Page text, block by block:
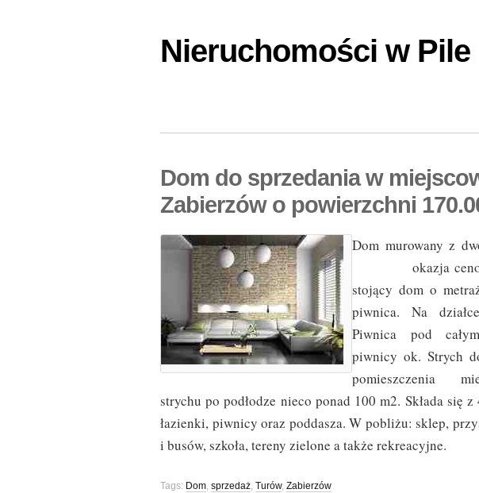
Nieruchomości w Pile
Dom do sprzedania w
Zabierzów o powierzchni
Dom murowany z
okazja cenowa.
stojący dom o
piwnica. Na
Piwnica pod
piwnicy ok. Strych
pomieszczenia
strychu po podłodze nieco ponad 100 m2. Składa się
łazienki, piwnicy oraz poddasza. W pobliżu: sklep,
i busów, szkoła, tereny zielone a także rekreacyjne.
Tags: Dom, sprzedaż, Turów, Zabierzów